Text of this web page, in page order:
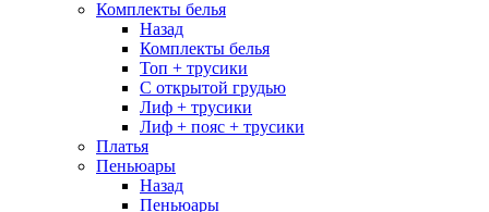
Комплекты белья
Назад
Комплекты белья
Топ + трусики
С открытой грудью
Лиф + трусики
Лиф + пояс + трусики
Платья
Пеньюары
Назад
Пеньюары